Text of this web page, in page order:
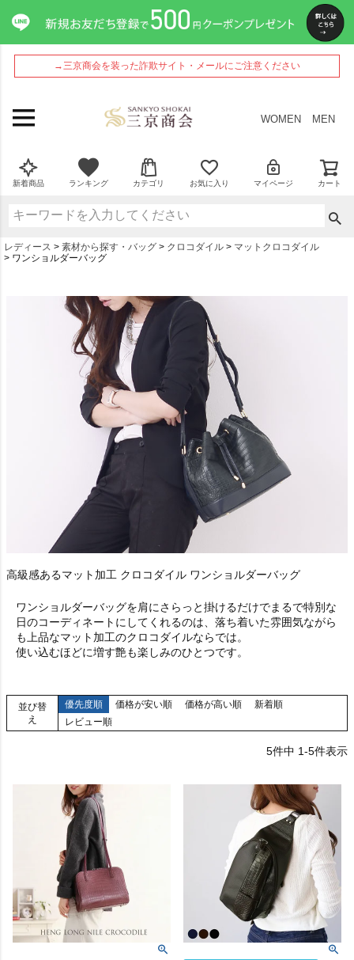
→三京商会を装った詐欺サイト・メールにご注意ください
WOMEN MEN
新着商品 ランキング カテゴリ お気に入り マイページ カート
レディース 素材から探す・バッグ クロコダイル
マットクロコダイル
ワンショルダーバッグ
高級感あるマット加工 クロコダイル ワンショルダーバッグ
ワンショルダーバッグを肩にさらっと掛けるだけでまるで特別な
日のコーディネートにしてくれるのは、落ち着いた雰囲気ながら
も上品なマット加工のクロコダイルならでは。
使い込むほどに増す艶も楽しみのひとつです。
並び替
え
優先度順 価格が安い順 価格が高い順
新着順
レビュー順
5件中 1-5件表示